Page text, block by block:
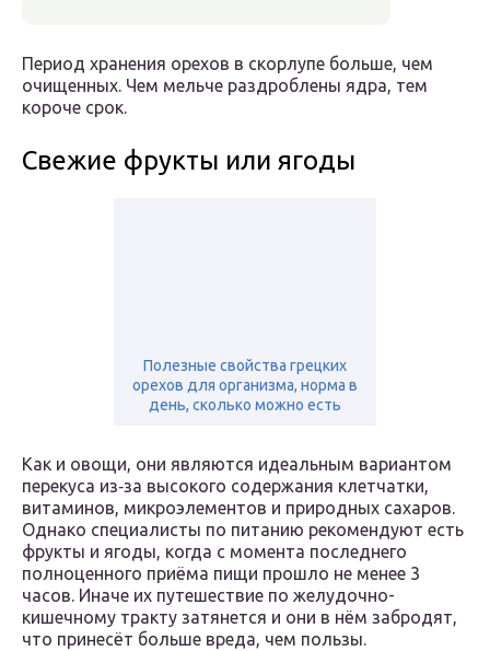
Период хранения орехов в скорлупе больше, чем
очищенных. Чем мельче раздроблены ядра, тем
короче срок.
Свежие фрукты или ягоды
Полезные свойства грецких
орехов для организма, норма в
день, сколько можно есть
Как и овощи, они являются идеальным вариантом
перекуса из‑за высокого содержания клетчатки,
витаминов, микроэлементов и природных сахаров.
Однако специалисты по питанию рекомендуют есть
фрукты и ягоды, когда с момента последнего
полноценного приёма пищи прошло не менее 3
часов. Иначе их путешествие по желудочно-
кишечному тракту затянется и они в нём забродят,
что принесёт больше вреда, чем пользы.